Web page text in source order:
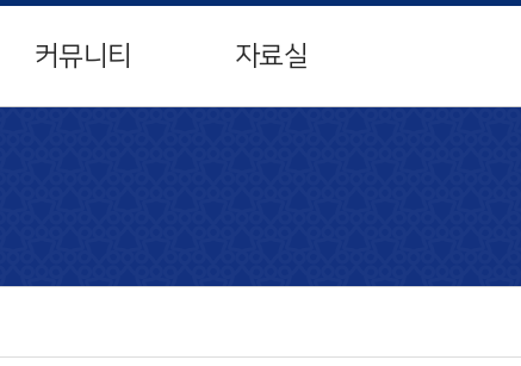
커뮤니티 자료실